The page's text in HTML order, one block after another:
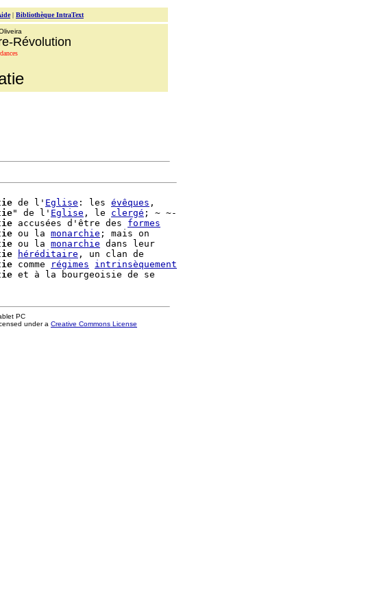
| Bibliothèque IntraText
Révolution
de l' Eglise : les évêques ,
" de l' Eglise , le clergé ; ~ ~-
accusées d'être des formes
ou la monarchie ; mais on
ou la monarchie dans leur
héréditaire , un clan de
comme régimes
intrinsèquement
PC
under a Creative Commons License